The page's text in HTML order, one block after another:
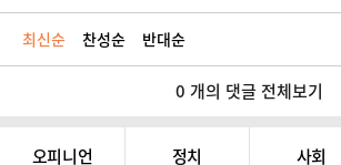
최신순 찬성순 반대순
0 개의 댓글 전체보기
오피니언 정치 사회